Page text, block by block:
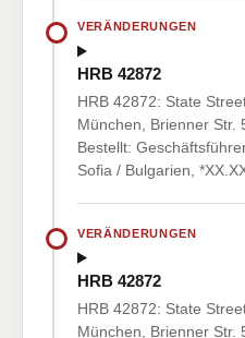
VERÄNDERUNGEN
HRB 42872
HRB 42872: State
München, Brienner Str.
Bestellt:
Sofia / Bulgarien,
VERÄNDERUNGEN
HRB 42872
HRB 42872: State
München, Brienner Str.